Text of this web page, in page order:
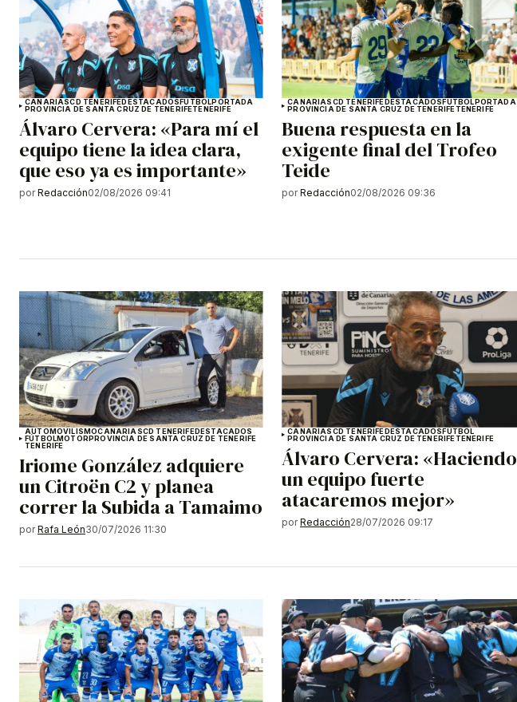
CANARIASCD TENERIFEDESTACADOS FÚTBOLPORTADA
PROVINCIA DE SANTA CRUZ DE TENERIFETENERIFE
Álvaro Cervera: «Para mí el
equipo tiene la idea clara,
que eso ya es importante»
por Redacción02/08/2026 09:41
CANARIASCD TENERIFE DESTACADOS FÚTBOL PORTADA
PROVINCIA DE SANTA CRUZ DE TENERIFETENERIFE
Buena respuesta en la
exigente final del Trofeo
Teide
por Redacción02/08/2026 09:36
AUTOMOVILISMOCANARIASCD TENERIFEDESTACADOS
FÚTBOLMOTORPROVINCIA DE SANTA CRUZ DE TENERIFE
TENERIFE
Iriome González adquiere
un Citroën C2 y planea
correr la Subida a Tamaimo
por Rafa León30/07/2026 11:30
CANARIASCD TENERIFEDESTACADOSFÚTBOL
PROVINCIA DE SANTA CRUZ DE TENERIFETENERIFE
Álvaro Cervera: «Haciendo
un equipo fuerte
atacaremos mejor»
por Redacción28/07/2026 09:17